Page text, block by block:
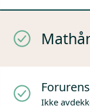
Ikke